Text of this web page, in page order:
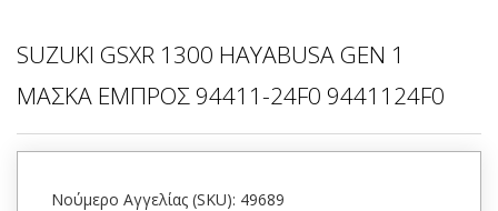
SUZUKI GSXR 1300 HAYABUSA GEN 1
ΜΑΣΚΑ ΕΜΠΡΟΣ 94411-24F0 9441124F0
Νούμερο Αγγελίας (SKU): 49689